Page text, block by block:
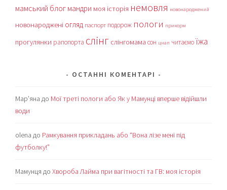
мамський блог мандри моя історія немовля новонароджений
новонароджені огляд паспорт подорож пологи прикорм
прогулянки рапопорта слінг слінгомама сон цнап читаємоїжа
ОСТАННІ КОМЕНТАРІ
Мар’яна до Мої треті пологи або Як у Мамунці вперше відійшли
води
olena до Рамкування прикладань або “Вона лізе мені під
футболку!”
Мамунця доХвороба Лайма при вагітності та ГВ: моя історія